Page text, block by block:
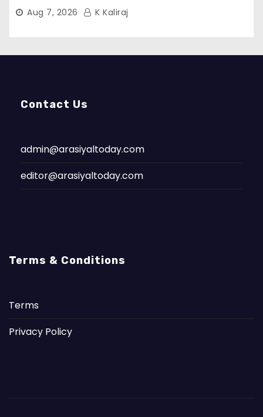
Aug 7, 2026 K Kaliraj
Contact Us
admin@arasiyaltoday.com
editor@arasiyaltoday.com
Terms & Conditions
Terms
Privacy Policy